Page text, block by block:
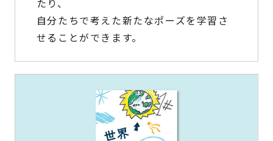
たり、
自分たちで考えた新たなポーズを学習さ
せることができます。